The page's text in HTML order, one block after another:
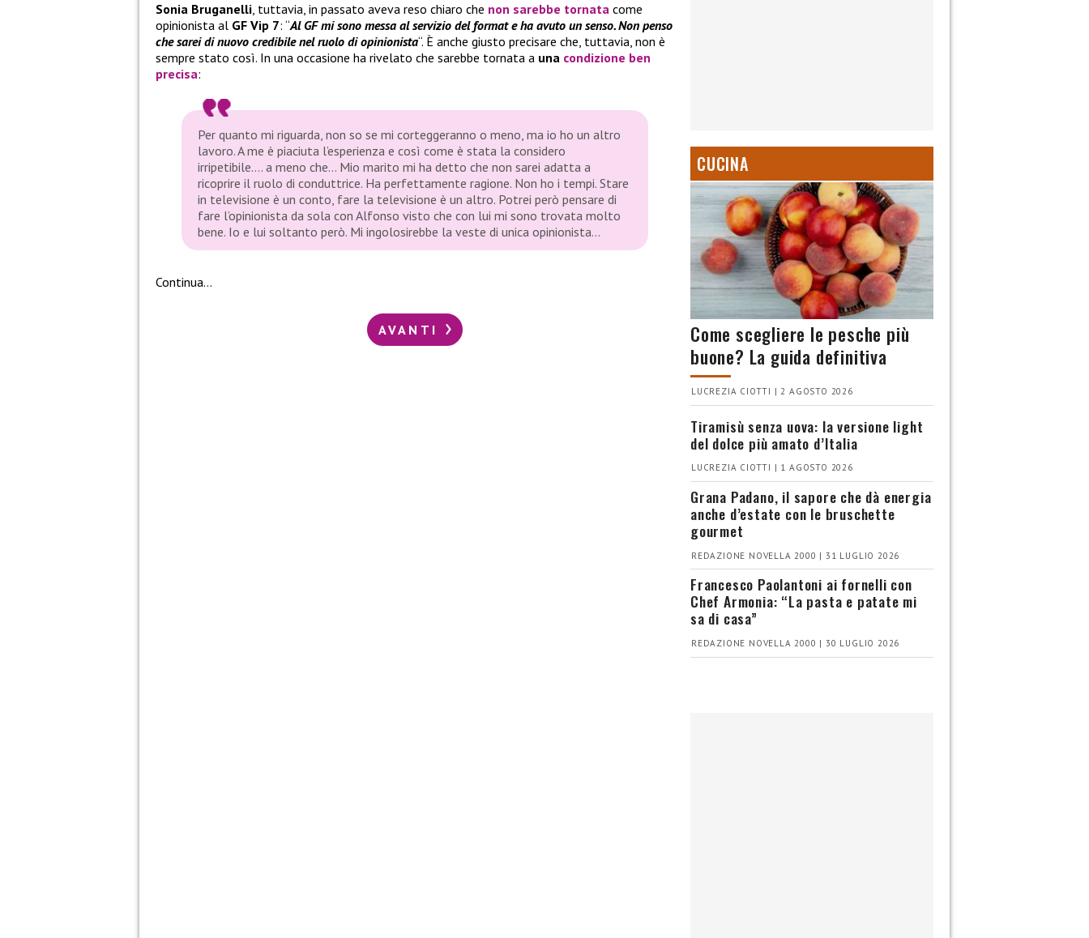
Sonia Bruganelli, tuttavia, in passato aveva reso chiaro che non sarebbe tornata come
opinionista al GF Vip 7: “Al GF mi sono messa al servizio del format e ha avuto un senso. Non penso
che sarei di nuovo credibile nel ruolo di opinionista“. È anche giusto precisare che, tuttavia, non è
sempre stato così. In una occasione ha rivelato che sarebbe tornata a una condizione ben
precisa:
Per quanto mi riguarda, non so se mi corteggeranno o meno, ma io ho un altro
lavoro. A me è piaciuta l’esperienza e così come è stata la considero
irripetibile…. a meno che… Mio marito mi ha detto che non sarei adatta a
ricoprire il ruolo di conduttrice. Ha perfettamente ragione. Non ho i tempi. Stare
in televisione è un conto, fare la televisione è un altro. Potrei però pensare di
fare l’opinionista da sola con Alfonso visto che con lui mi sono trovata molto
bene. Io e lui soltanto però. Mi ingolosirebbe la veste di unica opinionista…
Continua…
AVANTI
CUCINA
Come scegliere le pesche più
buone? La guida definitiva
LUCREZIA CIOTTI | 2 AGOSTO 2026
Tiramisù senza uova: la versione light
del dolce più amato d’Italia
LUCREZIA CIOTTI | 1 AGOSTO 2026
Grana Padano, il sapore che dà energia
anche d’estate con le bruschette
gourmet
REDAZIONE NOVELLA 2000 | 31 LUGLIO 2026
Francesco Paolantoni ai fornelli con
Chef Armonia: “La pasta e patate mi
sa di casa”
REDAZIONE NOVELLA 2000 | 30 LUGLIO 2026